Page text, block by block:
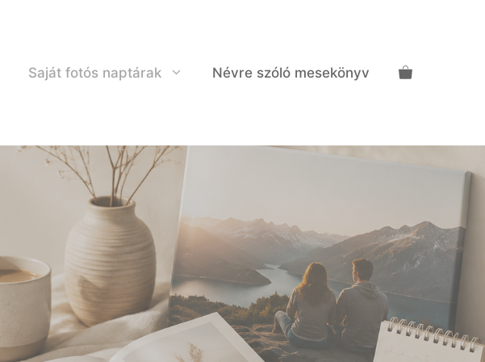
Saját fotós naptárak Névre szóló mesekönyv